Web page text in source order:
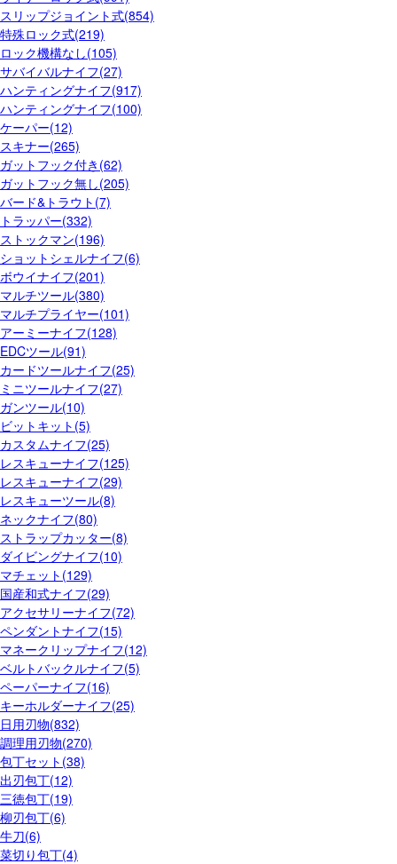
スリップジョイント式(854)
特殊ロック式(219)
ロック機構なし(105)
サバイバルナイフ(27)
ハンティングナイフ(917)
ハンティングナイフ(100)
ケーパー(12)
スキナー(265)
ガットフック付き(62)
ガットフック無し(205)
バード&トラウト(7)
トラッパー(332)
ストックマン(196)
ショットシェルナイフ(6)
ボウイナイフ(201)
マルチツール(380)
マルチプライヤー(101)
アーミーナイフ(128)
EDCツール(91)
カードツールナイフ(25)
ミニツールナイフ(27)
ガンツール(10)
ビットキット(5)
カスタムナイフ(25)
レスキューナイフ(125)
レスキューナイフ(29)
レスキューツール(8)
ネックナイフ(80)
ストラップカッター(8)
ダイビングナイフ(10)
マチェット(129)
国産和式ナイフ(29)
アクセサリーナイフ(72)
ペンダントナイフ(15)
マネークリップナイフ(12)
ベルトバックルナイフ(5)
ペーパーナイフ(16)
キーホルダーナイフ(25)
日用刃物(832)
調理用刃物(270)
包丁セット(38)
出刃包丁(12)
三徳包丁(19)
柳刃包丁(6)
牛刀(6)
菜切り包丁(4)